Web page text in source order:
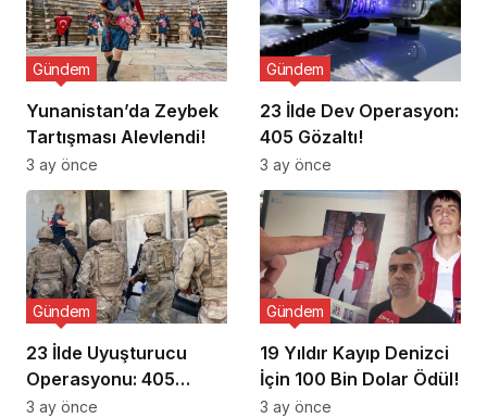
Yunanistan’da Zeybek
Tartışması Alevlendi!
Gündem
3 ay önce
23 İlde Dev Operasyon:
405 Gözaltı!
Gündem
3 ay önce
23 İlde Uyuşturucu
Operasyonu: 405
Gözaltı!
Gündem
3 ay önce
19 Yıldır Kayıp Denizci
İçin 100 Bin Dolar Ödül!
Gündem
3 ay önce